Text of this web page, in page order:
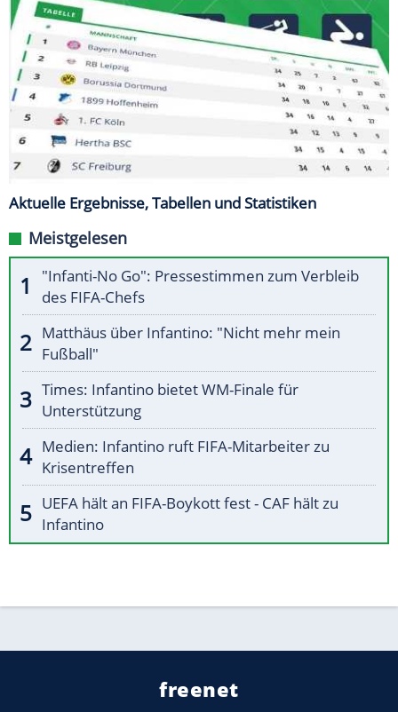
Aktuelle Ergebnisse, Tabellen und Statistiken
Meistgelesen
"Infanti-No Go": Pressestimmen zum Verbleib
des FIFA-Chefs
Matthäus über Infantino: "Nicht mehr mein
Fußball"
Times: Infantino bietet WM-Finale für
Unterstützung
Medien: Infantino ruft FIFA-Mitarbeiter zu
Krisentreffen
UEFA hält an FIFA-Boykott fest - CAF hält zu
Infantino
freenet